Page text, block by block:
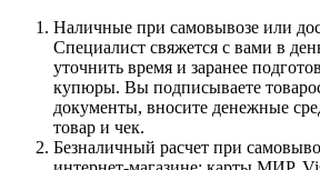
Наличные при самовывозе или
Специалист свяжется с вами в
уточнить время и заранее
купюры. Вы подписываете
документы, вносите денежные
товар и чек.
Безналичный расчет при